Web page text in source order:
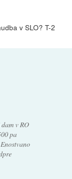
v SLO? T-2
v RO
pa